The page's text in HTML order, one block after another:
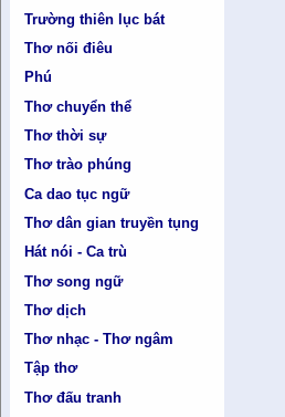
Trường thiên lục bát
Thơ nối điêu
Phú
Thơ chuyển thể
Thơ thời sự
Thơ trào phúng
Ca dao tục ngữ
Thơ dân gian truyền tụng
Hát nói - Ca trù
Thơ song ngữ
Thơ dịch
Thơ nhạc - Thơ ngâm
Tập thơ
Thơ đấu tranh